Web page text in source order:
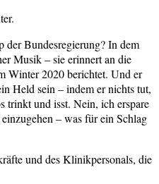
der Bundesregierung? In dem
Musik – sie erinnert an die
Winter 2020 berichtet. Und er
Held sein – indem er nichts tut,
trinkt und isst. Nein, ich erspare
– was für ein Schlag
und des Klinikpersonals, die